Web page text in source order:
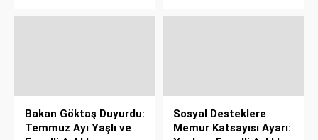
Bakan Göktaş Duyurdu:
Temmuz Ayı Yaşlı ve
Sosyal Desteklere
Memur Katsayısı Ayarı: